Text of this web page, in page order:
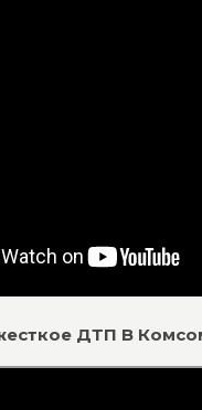
ДТП В